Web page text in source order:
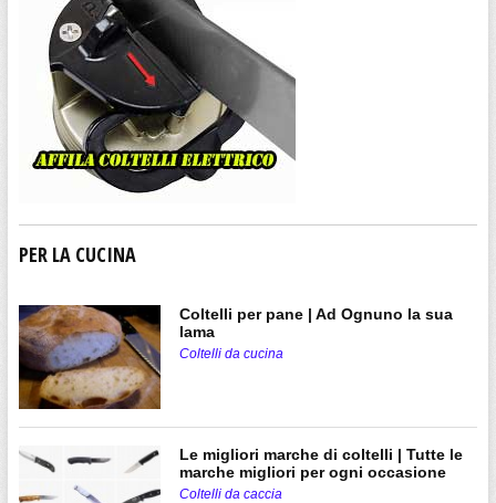
PER LA CUCINA
Coltelli per pane | Ad Ognuno la sua
lama
Coltelli da cucina
Le migliori marche di coltelli | Tutte le
marche migliori per ogni occasione
Coltelli da caccia